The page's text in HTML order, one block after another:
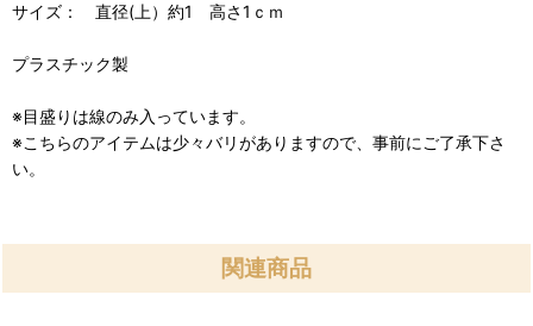
サイズ： 直径(上）約1 高さ1ｃｍ
プラスチック製
※目盛りは線のみ入っています。
※こちらのアイテムは少々バリがありますので、事前にご了承下さ
い。
関連商品